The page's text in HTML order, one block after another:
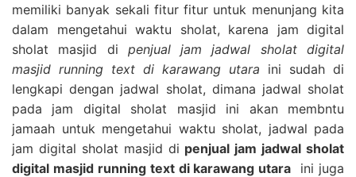
memiliki banyak sekali fitur fitur untuk menunjang kita
dalam mengetahui waktu sholat, karena jam digital
sholat masjid di penjual jam jadwal sholat digital
masjid running text di karawang utara ini sudah di
lengkapi dengan jadwal sholat, dimana jadwal sholat
pada jam digital sholat masjid ini akan membntu
jamaah untuk mengetahui waktu sholat, jadwal pada
jam digital sholat masjid di penjual jam jadwal sholat
digital masjid running text di karawang utara ini juga